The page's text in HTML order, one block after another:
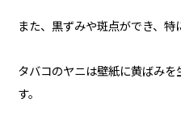
また、黒ずみや斑点ができ、特
タバコのヤニは壁紙に黄ばみ
す。